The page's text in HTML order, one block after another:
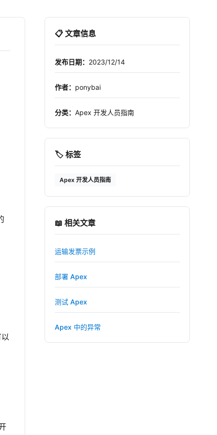
📋 文章信息
发布日期： 2023/12/14
作者： ponybai
分类： Apex 开发人员指南
🏷️ 标签
Apex 开发人员指南
📖 相关文章
运输发票示例
部署 Apex
测试 Apex
Apex 中的异常